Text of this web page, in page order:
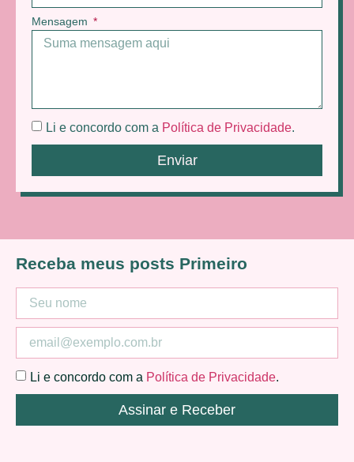
Mensagem
Li e concordo com a Política de Privacidade.
Enviar
Receba meus posts Primeiro
Li e concordo com a Política de Privacidade.
Assinar e Receber